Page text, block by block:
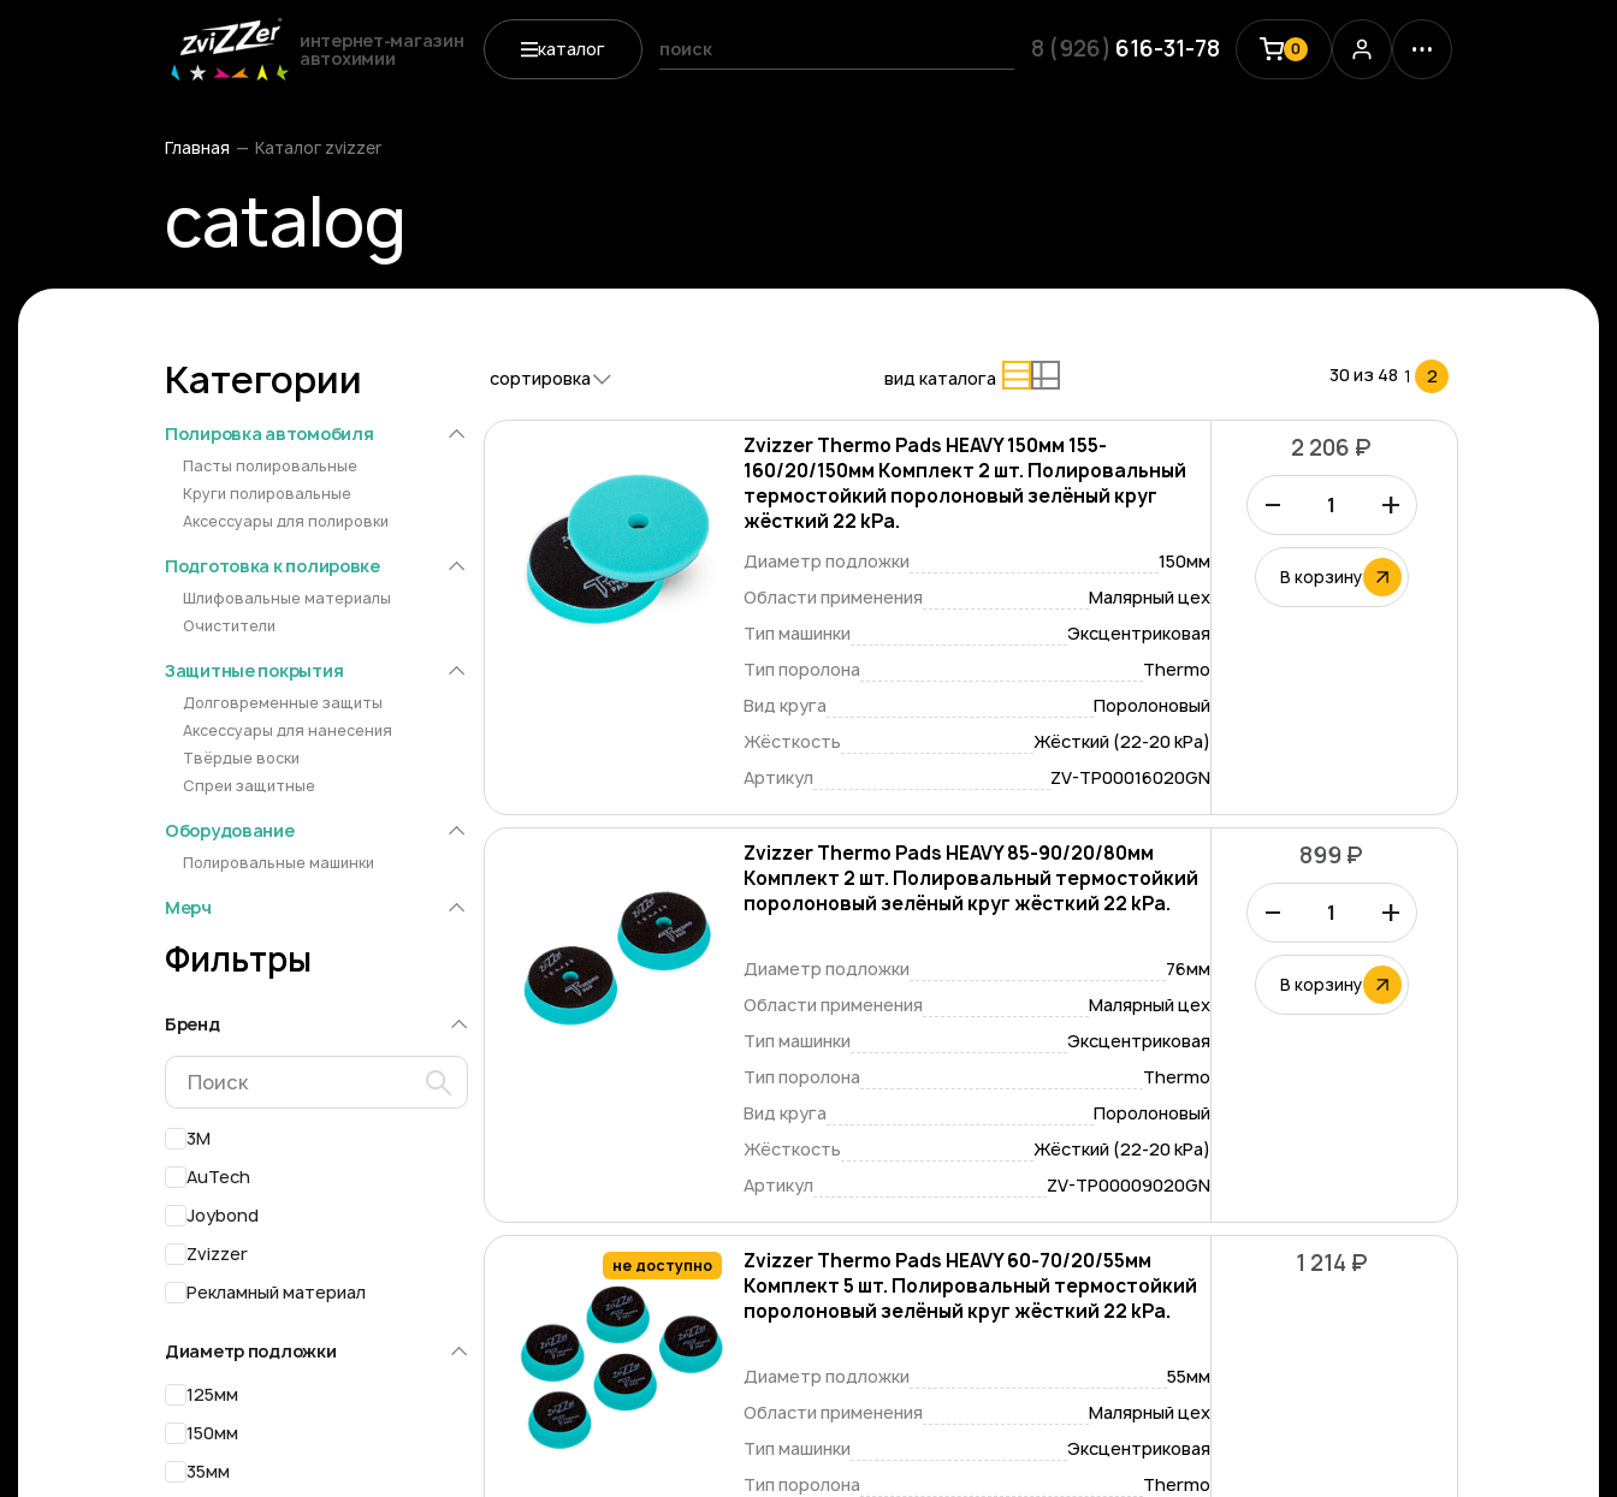
интернет-магазин
автохимии каталог 8 (926) 616-31-78 0
Главная Каталог zvizzer
catalog
Категории
Полировка автомобиля
Пасты полировальные
Круги полировальные
Аксессуары для полировки
Подготовка к полировке
Шлифовальные материалы
Очистители
Защитные покрытия
Долговременные защиты
Аксессуары для нанесения
Твёрдые воски
Спреи защитные
Оборудование
Полировальные машинки
Мерч
Фильтры
Бренд
3M
AuTech
Joybond
Zvizzer
Рекламный материал
Диаметр подложки
125мм
150мм
35мм
сортировка вид каталога 30 из 48 1 2
Zvizzer Thermo Pads HEAVY 150мм 155-
160/20/150мм Комплект 2 шт. Полировальный
термостойкий поролоновый зелёный круг
жёсткий 22 kPa.
Диаметр подложки
150мм
Области применения
Малярный цех
Тип машинки
Эксцентриковая
Тип поролона
Thermo
Вид круга
Поролоновый
Жёсткость
Жёсткий (22-20 kPa)
Артикул
ZV-TP00016020GN
2 206 ₽
– +
В корзину
Zvizzer Thermo Pads HEAVY 85-90/20/80мм
Комплект 2 шт. Полировальный термостойкий
поролоновый зелёный круг жёсткий 22 kPa.
Диаметр подложки
76мм
Области применения
Малярный цех
Тип машинки
Эксцентриковая
Тип поролона
Thermo
Вид круга
Поролоновый
Жёсткость
Жёсткий (22-20 kPa)
Артикул
ZV-TP00009020GN
899 ₽
– +
В корзину
не доступно
Zvizzer Thermo Pads HEAVY 60-70/20/55мм
Комплект 5 шт. Полировальный термостойкий
поролоновый зелёный круг жёсткий 22 kPa.
Диаметр подложки
55мм
Области применения
Малярный цех
Тип машинки
Эксцентриковая
Тип поролона
Thermo
1 214 ₽